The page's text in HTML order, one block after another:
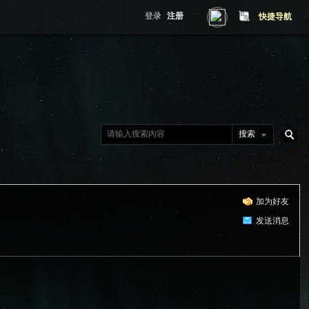
快捷导航
登录 注册
搜索
加为好友
发送消息